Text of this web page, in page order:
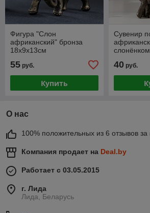
Фигура "Слон
африканский" бронза
18х9х13см
55 руб.
Купить
Сувенир
см
40руб.
О нас
100% положительных из 6 отзывов за
Компания продает на Deal.by
Работает с 03.05.2015
г. Лида
Лида, Беларусь